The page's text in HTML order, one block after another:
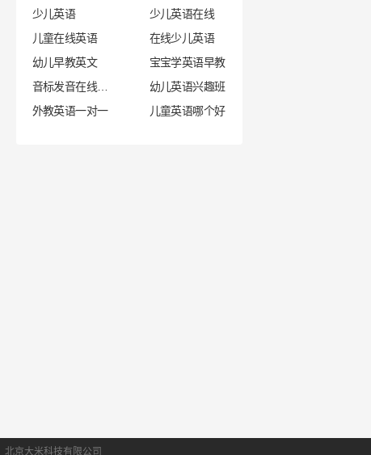
少儿英语
少儿英语在线
儿童在线英语
在线少儿英语
幼儿早教英文
宝宝学英语早教
幼儿英语兴趣班
外教英语一对一
儿童英语哪个好
北京大米科技有限公司